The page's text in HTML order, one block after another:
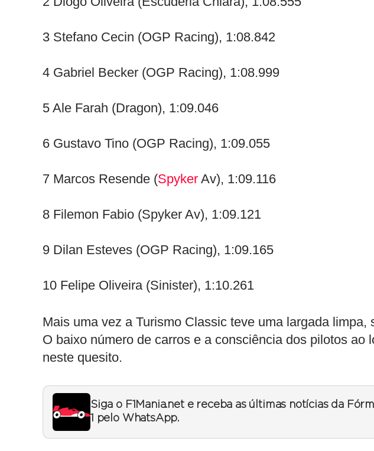
3 Stefano Cecin (OGP Racing), 1:08.842
4 Gabriel Becker (OGP Racing), 1:08.999
5 Ale Farah (Dragon), 1:09.046
6 Gustavo Tino (OGP Racing), 1:09.055
7 Marcos Resende (Spyker Av), 1:09.116
8 Filemon Fabio (Spyker Av), 1:09.121
9 Dilan Esteves (OGP Racing), 1:09.165
10 Felipe Oliveira (Sinister), 1:10.261
Mais uma vez a Turismo Classic teve uma largada limpa,
O baixo número de carros e a consciência dos pilotos ao
neste quesito.
Siga o F1Mania.net e receba as últimas notícias da
1 pelo WhatsApp.